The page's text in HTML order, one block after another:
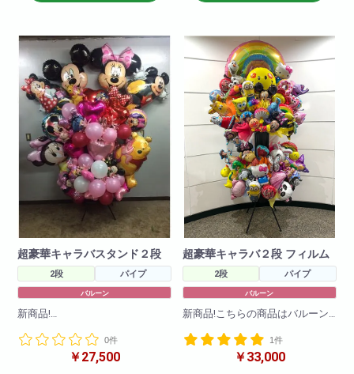
れがないように仕入れはしてお
りますので、当日お急ぎの場合
でも一度お問い合わせ下さいま
せ!)
が、ない場合もございますので2
日前にはご注文いただけると助
かります!在庫がある場合は当日
配達もできますので直接お問い
合わせくだ
超豪華キャラバスタンド２段
2段 パイプ
バルーン
新商品!
ャラクターバルーンスタンド花
0件
￥27,500
超豪華キャラバ２段 フィルム
2段 パイプ
バルーン
新商品!こちらの商品はバルーン
色々なキャラクターを使って豪
1件
￥33,000